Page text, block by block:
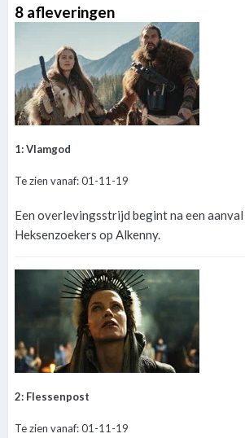
8 afleveringen
1: Vlamgod
Te zien vanaf: 01-11-19
Een overlevingsstrijd begint na een aanval
Heksenzoekers op Alkenny.
2: Flessenpost
Te zien vanaf: 01-11-19